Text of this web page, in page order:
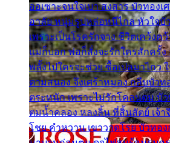
ออเซาะจนใจเบา สงสาร บัวทองเ
อาลัย หนุ่มรูปหล่อหนีไกล หัวใจบั
เพราะเป็นโรครักจาง ชีวิตเคว้งค
แม่ก็บอก พ่อก็สั่งจะรักใครสักครั้ง
พลั้งไปใครจะช่วย ซื้อเปลมาไกว
ตามสนอง จึงเศร้าหมอง กลีบบัวท
ตระหนัก เพราะไม่รักโคลนตม บั
ตมน้ำคลอง หลงลิ้น ที่สิ้นสัตย์ เจ้
โชย คำหวาน เขาวาดโรย บัวทอ